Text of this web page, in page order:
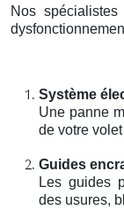
Nos
Système
Une panne
de votre
Guides
Les guides
des usures,